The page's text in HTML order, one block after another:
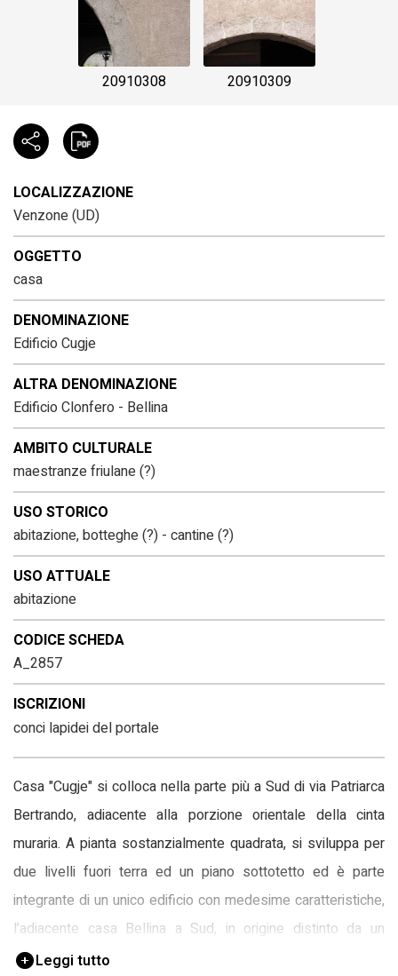
20910308 20910309
LOCALIZZAZIONE
Venzone (UD)
OGGETTO
casa
DENOMINAZIONE
Edificio Cugje
ALTRA DENOMINAZIONE
Edificio Clonfero - Bellina
AMBITO CULTURALE
maestranze friulane (?)
USO STORICO
abitazione, botteghe (?) - cantine (?)
USO ATTUALE
abitazione
CODICE SCHEDA
A_2857
ISCRIZIONI
conci lapidei del portale
Casa "Cugje" si colloca nella parte più a Sud di via Patriarca
Bertrando, adiacente alla porzione orientale della cinta
muraria. A pianta sostanzialmente quadrata, si sviluppa per
due livelli fuori terra ed un piano sottotetto ed è parte
integrante di un unico edificio con medesime caratteristiche,
l’adiacente casa Bellina a Sud, in origine distinto da un
mappale differente. Il prospetto su strada non presenta
Leggi tutto